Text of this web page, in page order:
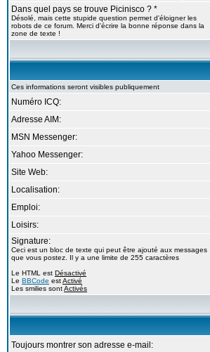
Dans quel pays se trouve Picinisco ? *
Désolé, mais cette stupide question permet d'éloigner les
robots de ce forum. Merci d'écrire la bonne réponse dans la
zone de texte !
Ces informations seront visibles publiquement
Numéro ICQ:
Adresse AIM:
MSN Messenger:
Yahoo Messenger:
Site Web:
Localisation:
Emploi:
Loisirs:
Signature:
Ceci est un bloc de texte qui peut être ajouté aux messages
que vous postez. Il y a une limite de 255 caractères
Le HTML est Désactivé
Le BBCode estActivé
Les smilies sontActivés
Toujours montrer son adresse e-mail: